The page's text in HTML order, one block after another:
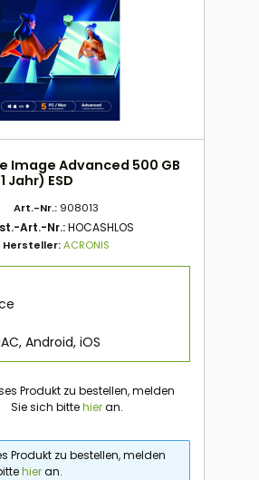
Image Advanced 500 GB
Jahr) ESD
Art.-Nr.: 908013
Art.-Nr.:HOCASHLOS
Hersteller:ACRONIS
Android, iOS
Produkt zu bestellen, melden
Sie sich bittehieran.
Produkt zu bestellen, melden
hieran.